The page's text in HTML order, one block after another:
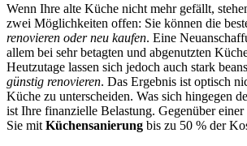
Wenn Ihre alte Küche nicht mehr gefällt,
zwei Möglichkeiten offen: Sie können die
renovieren oder neu kaufen. Eine
allem bei sehr betagten und abgenutzten
Heutzutage lassen sich jedoch auch stark
günstig renovieren. Das Ergebnis ist optisch
Küche zu unterscheiden. Was sich hingegen
ist Ihre finanzielle Belastung. Gegenüber einer
Sie mit Küchensanierung bis zu 50 % der